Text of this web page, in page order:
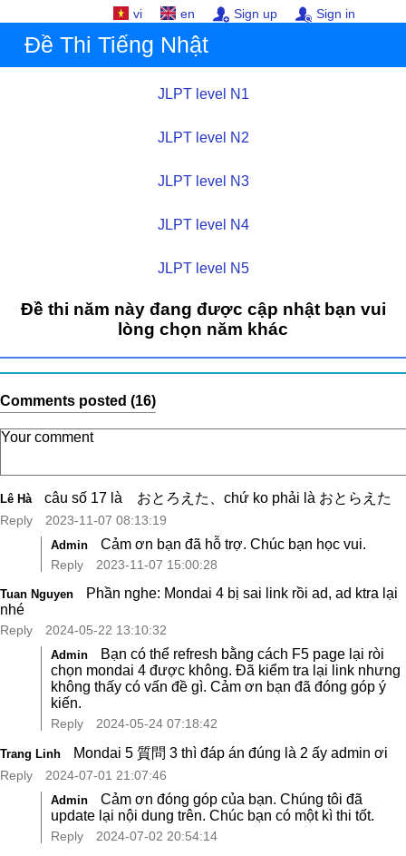
vi en Sign up Sign in
Đề Thi Tiếng Nhật
JLPT level N1
JLPT level N2
JLPT level N3
JLPT level N4
JLPT level N5
Đề thi năm này đang được cập nhật bạn vui
lòng chọn năm khác
Comments posted (16)
Lê Hà câu số 17 là おとろえた、chứ ko phải là おとらえた
Reply 2023-11-07 08:13:19
Admin Cảm ơn bạn đã hỗ trợ. Chúc bạn học vui.
Reply 2023-11-07 15:00:28
Tuan Nguyen
Phần nghe: Mondai 4 bị sai link rồi ad, ad ktra lại
nhé
Reply 2024-05-22 13:10:32
Admin
Bạn có thể refresh bằng cách F5 page lại ròi
chọn mondai 4 được không. Đã kiểm tra lại link nhưng
không thấy có vấn đề gì. Cảm ơn bạn đã đóng góp ý
kiến.
Reply 2024-05-24 07:18:42
Trang Linh Mondai 5 質問 3 thì đáp án đúng là 2 ấy admin ơi
Reply 2024-07-01 21:07:46
Admin
Cảm ơn đóng góp của bạn. Chúng tôi đã
update lại nội dung trên. Chúc bạn có một kì thi tốt.
Reply 2024-07-02 20:54:14